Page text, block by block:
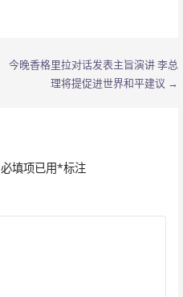
今晚香格里拉对话发表主旨演讲 李总
理将提促进世界和平建议 →
必填项已用*标注